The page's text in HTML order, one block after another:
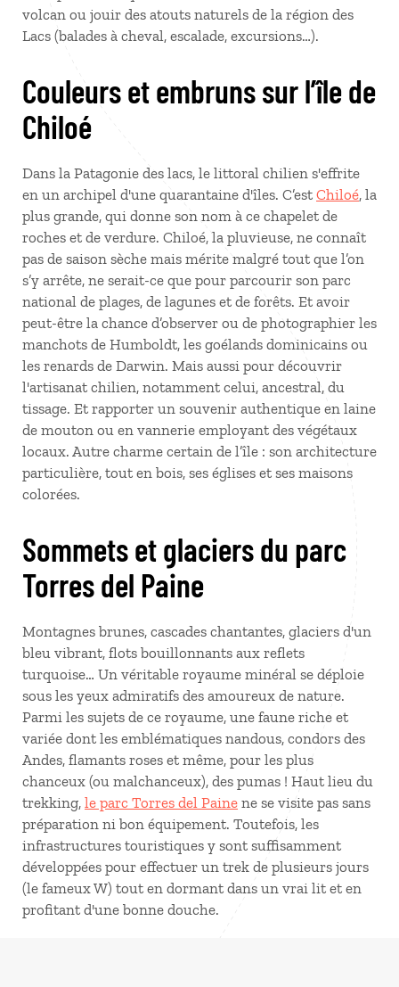
volcan ou jouir des atouts naturels de la région des
Lacs (balades à cheval, escalade, excursions…).
Couleurs et embruns sur l’île de
Chiloé
Dans la Patagonie des lacs, le littoral chilien s'effrite
en un archipel d'une quarantaine d'îles. C’est Chiloé, la
plus grande, qui donne son nom à ce chapelet de
roches et de verdure. Chiloé, la pluvieuse, ne connaît
pas de saison sèche mais mérite malgré tout que l’on
s’y arrête, ne serait-ce que pour parcourir son parc
national de plages, de lagunes et de forêts. Et avoir
peut-être la chance d’observer ou de photographier les
manchots de Humboldt, les goélands dominicains ou
les renards de Darwin. Mais aussi pour découvrir
l'artisanat chilien, notamment celui, ancestral, du
tissage. Et rapporter un souvenir authentique en laine
de mouton ou en vannerie employant des végétaux
locaux. Autre charme certain de l’île : son architecture
particulière, tout en bois, ses églises et ses maisons
colorées.
Sommets et glaciers du parc
Torres del Paine
Montagnes brunes, cascades chantantes, glaciers d'un
bleu vibrant, flots bouillonnants aux reflets
turquoise… Un véritable royaume minéral se déploie
sous les yeux admiratifs des amoureux de nature.
Parmi les sujets de ce royaume, une faune riche et
variée dont les emblématiques nandous, condors des
Andes, flamants roses et même, pour les plus
chanceux (ou malchanceux), des pumas ! Haut lieu du
trekking, le parc Torres del Paine ne se visite pas sans
préparation ni bon équipement. Toutefois, les
infrastructures touristiques y sont suffisamment
développées pour effectuer un trek de plusieurs jours
(le fameux W) tout en dormant dans un vrai lit et en
profitant d'une bonne douche.